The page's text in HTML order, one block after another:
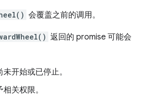
会覆盖之前的调用。
返回的 promise 可能会
开始或已停止。
关权限。